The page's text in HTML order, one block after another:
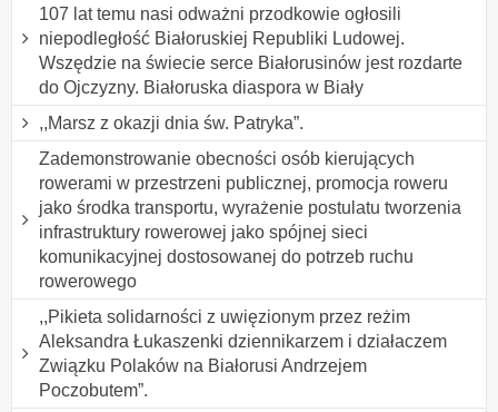
107 lat temu nasi odważni przodkowie ogłosili
niepodległość Białoruskiej Republiki Ludowej.
Wszędzie na świecie serce Białorusinów jest rozdarte
do Ojczyzny. Białoruska diaspora w Biały
,,Marsz z okazji dnia św. Patryka”.
Zademonstrowanie obecności osób kierujących
rowerami w przestrzeni publicznej, promocja roweru
jako środka transportu, wyrażenie postulatu tworzenia
infrastruktury rowerowej jako spójnej sieci
komunikacyjnej dostosowanej do potrzeb ruchu
rowerowego
,,Pikieta solidarności z uwięzionym przez reżim
Aleksandra Łukaszenki dziennikarzem i działaczem
Związku Polaków na Białorusi Andrzejem
Poczobutem”.